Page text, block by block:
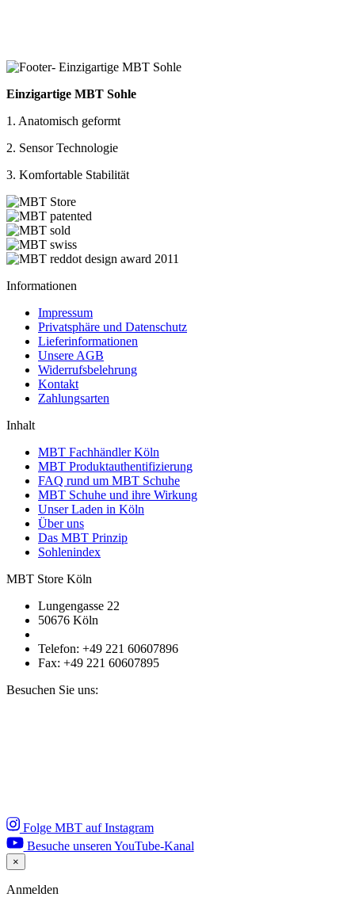
Einzigartige MBT Sohle
1. Anatomisch geformt
2. Sensor Technologie
3. Komfortable Stabilität
Informationen
Impressum
Privatsphäre und Datenschutz
Lieferinformationen
Unsere AGB
Widerrufsbelehrung
Kontakt
Zahlungsarten
Inhalt
MBT Fachhändler Köln
MBT Produktauthentifizierung
FAQ rund um MBT Schuhe
MBT Schuhe und ihre Wirkung
Unser Laden in Köln
Über uns
Das MBT Prinzip
Sohlenindex
MBT Store Köln
Lungengasse 22
50676 Köln
Telefon: +49 221 60607896
Fax: +49 221 60607895
Besuchen Sie uns:
Folge MBT auf Instagram
Besuche unseren YouTube-Kanal
×
Close
Anmelden